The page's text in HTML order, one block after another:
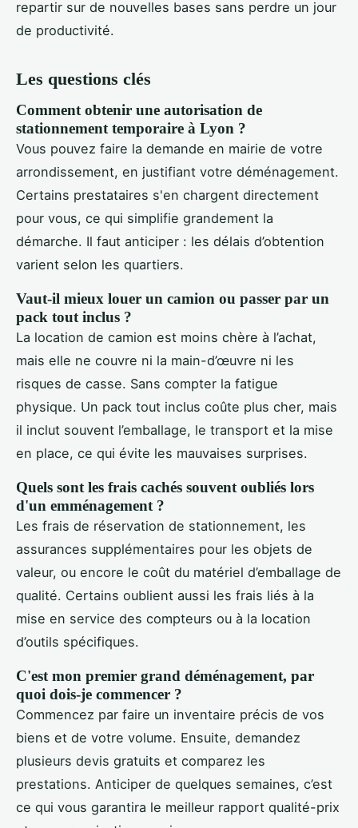
repartir sur de nouvelles bases sans perdre un jour
de productivité.
Les questions clés
Comment obtenir une autorisation de
stationnement temporaire à Lyon ?
Vous pouvez faire la demande en mairie de votre
arrondissement, en justifiant votre déménagement.
Certains prestataires s'en chargent directement
pour vous, ce qui simplifie grandement la
démarche. Il faut anticiper : les délais d’obtention
varient selon les quartiers.
Vaut-il mieux louer un camion ou passer par un
pack tout inclus ?
La location de camion est moins chère à l’achat,
mais elle ne couvre ni la main-d’œuvre ni les
risques de casse. Sans compter la fatigue
physique. Un pack tout inclus coûte plus cher, mais
il inclut souvent l’emballage, le transport et la mise
en place, ce qui évite les mauvaises surprises.
Quels sont les frais cachés souvent oubliés lors
d'un emménagement ?
Les frais de réservation de stationnement, les
assurances supplémentaires pour les objets de
valeur, ou encore le coût du matériel d’emballage de
qualité. Certains oublient aussi les frais liés à la
mise en service des compteurs ou à la location
d’outils spécifiques.
C'est mon premier grand déménagement, par
quoi dois-je commencer ?
Commencez par faire un inventaire précis de vos
biens et de votre volume. Ensuite, demandez
plusieurs devis gratuits et comparez les
prestations. Anticiper de quelques semaines, c’est
ce qui vous garantira le meilleur rapport qualité-prix